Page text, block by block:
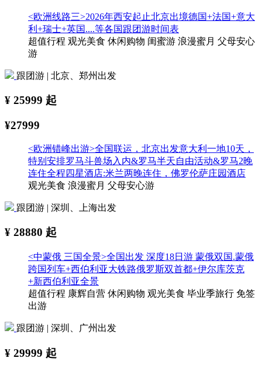
<欧洲线路三>2026年西安起止北京出境德国+法国+意大
利+瑞士+英国....等各国跟团游时间表
超值行程 观光美食 休闲购物 闺蜜游 浪漫蜜月 父母安心
游
跟团游 | 北京、郑州出发
¥ 25999 起
¥27999
<欧洲错峰出游>全国联运，北京出发意大利一地10天，
特别安排罗马斗兽场入内&罗马半天自由活动&罗马2晚
连住全程四星酒店:米兰两晚连住，佛罗伦萨庄园酒店
观光美食 浪漫蜜月 父母安心游
跟团游 | 深圳、上海出发
¥ 28880 起
<中蒙俄 三国全景>全国出发 深度18日游 蒙俄双国.蒙俄
跨国列车+西伯利亚大铁路俄罗斯双首都+伊尔库茨克
+新西伯利亚全景
超值行程 康辉自营 休闲购物 观光美食 毕业季旅行 免签
出游
跟团游 | 深圳、广州出发
¥ 29999 起